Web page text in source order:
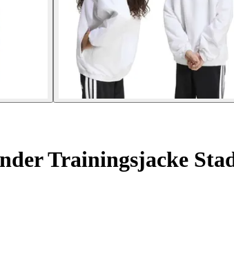
Trainingsjacke